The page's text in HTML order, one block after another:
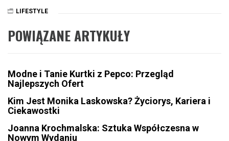
LIFESTYLE
POWIĄZANE ARTYKUŁY
Modne i Tanie Kurtki z Pepco: Przegląd
Najlepszych Ofert
Kim Jest Monika Laskowska? Życiorys, Kariera i
Ciekawostki
Joanna Krochmalska: Sztuka Współczesna w
Nowym Wydaniu